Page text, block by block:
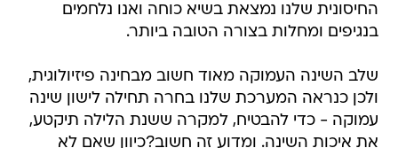
החיסונית שלנו נמצאת בשיא כוחה ואנו נלחמים
בנגיפים ומחלות בצורה הטובה ביותר.
שלב השינה העמוקה מאוד חשוב מבחינה פיזיולוגית,
ולכן כנראה המערכת שלנו בחרה תחילה לישון שינה
עמוקה - כדי להבטיח, למקרה ששנת הלילה תיקטע,
את איכות השינה. ומדוע זה חשוב?כיוון שאם לא